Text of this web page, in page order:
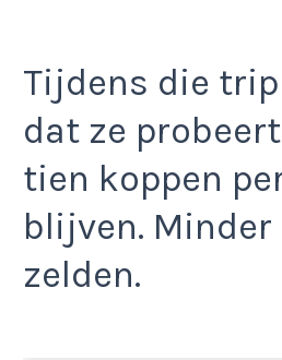
Tijdens die
dat ze
tien koppen
blijven.
zelden.